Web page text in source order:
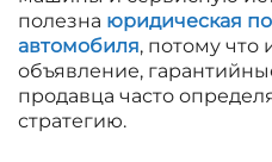
полезна юридическая
автомобиля, потому что
объявление,
продавца часто
стратегию.